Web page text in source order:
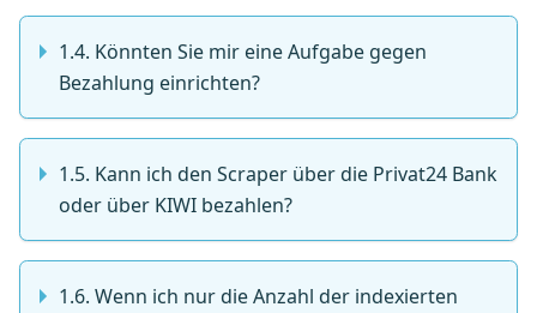
1.4. Könnten Sie mir eine Aufgabe gegen
Bezahlung einrichten?
1.5. Kann ich den Scraper über die Privat24 Bank
oder über KIWI bezahlen?
1.6. Wenn ich nur die Anzahl der indexierten